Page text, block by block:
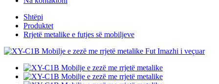
Shtëpi
Produktet
Rrjetë metalike e futjes së mobiljeve